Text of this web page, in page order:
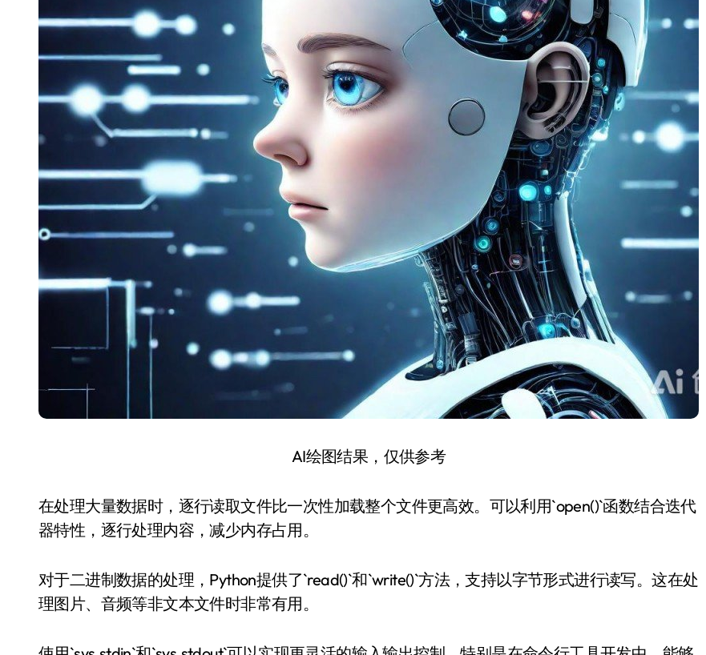
AI绘图结果，仅供参考
在处理大量数据时，逐行读取文件比一次性加载整个文件更高效。可以利用`open()`函数结合迭代
器特性，逐行处理内容，减少内存占用。
对于二进制数据的处理，Python提供了`read()`和`write()`方法，支持以字节形式进行读写。这在处
理图片、音频等非文本文件时非常有用。